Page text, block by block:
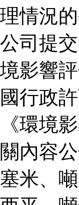
理情況
公司提
境影響
國行政
《環境
關內容
塞米、